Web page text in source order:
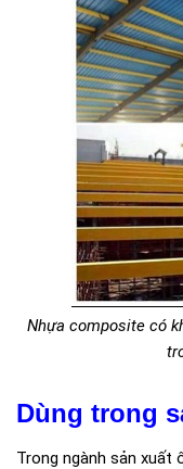
Nhựa composite có
Dùng trong
Trong ngành sản